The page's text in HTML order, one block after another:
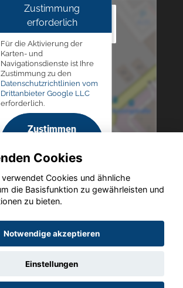
Autoland
Str. 69 - 79, 42781 Haan
Zustimmung
erforderlich
Für die Aktivierung der
Karten- und
Navigationsdienste ist Ihre
Zustimmung zu den
Datenschutzrichtlinien vom
Drittanbieter Google LLC
erforderlich.
Zustimmen
aktivieren
© 2026. Altmann Autoland
Cookies
verwendet Cookies und ähnliche
die Basisfunktion zu gewährleisten und
zu bieten.
Notwendige akzeptieren
Einstellungen